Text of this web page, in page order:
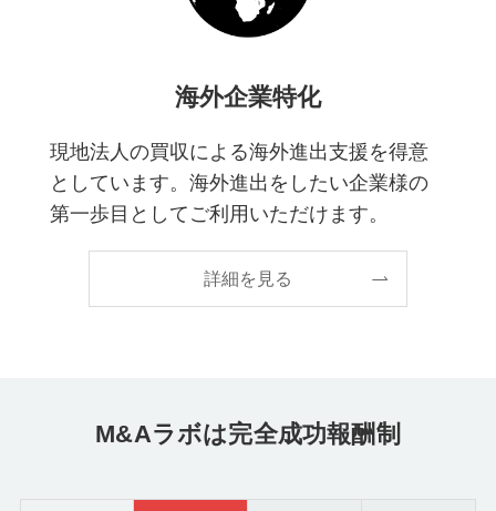
海外企業特化
現地法人の買収による海外進出支援を得意
としています。海外進出をしたい企業様の
第一歩目としてご利用いただけます。
詳細を見る
M&Aラボは完全成功報酬制